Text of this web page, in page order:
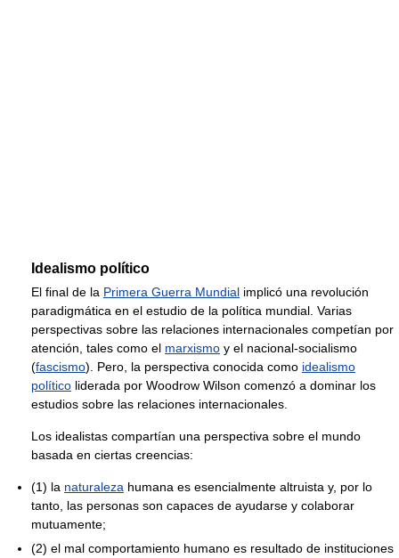
Idealismo político
El final de la Primera Guerra Mundial implicó una revolución
paradigmática en el estudio de la política mundial. Varias
perspectivas sobre las relaciones internacionales competían por
atención, tales como el marxismo y el nacional-socialismo
(fascismo). Pero, la perspectiva conocida como idealismo
político liderada por Woodrow Wilson comenzó a dominar los
estudios sobre las relaciones internacionales.
Los idealistas compartían una perspectiva sobre el mundo
basada en ciertas creencias:
(1) la naturaleza humana es esencialmente altruista y, por lo
tanto, las personas son capaces de ayudarse y colaborar
mutuamente;
(2) el mal comportamiento humano es resultado de instituciones